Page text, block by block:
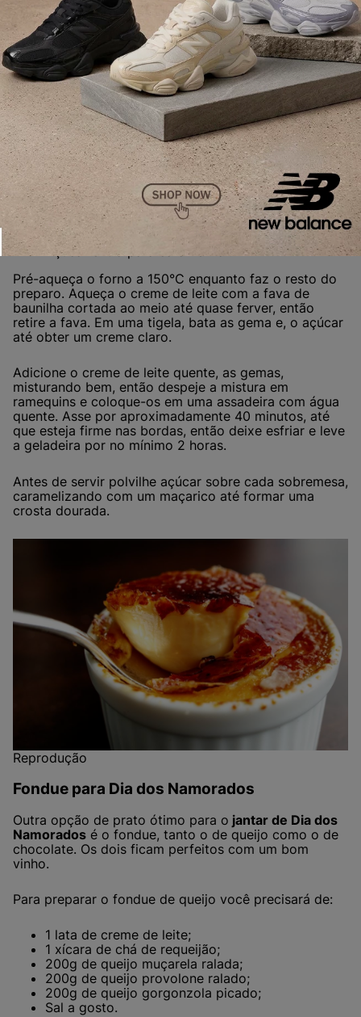
Reprodução
Creme Brûlée
Para fazer o creme brûlée você precisará de:
500ml de creme de leite fresco;
1 fava de baunilha;
5 gemas;
100g de açúcar;
Açúcar extra para caramelizar.
Pré-aqueça o forno a 150°C enquanto faz o resto do
preparo. Aqueça o creme de leite com a fava de
baunilha cortada ao meio até quase ferver, então
retire a fava. Em uma tigela, bata as gema e, o açúcar
até obter um creme claro.
Adicione o creme de leite quente, as gemas,
misturando bem, então despeje a mistura em
ramequins e coloque-os em uma assadeira com água
quente. Asse por aproximadamente 40 minutos, até
que esteja firme nas bordas, então deixe esfriar e leve
a geladeira por no mínimo 2 horas.
Antes de servir polvilhe açúcar sobre cada sobremesa,
caramelizando com um maçarico até formar uma
crosta dourada.
Reprodução
Fondue para Dia dos Namorados
Outra opção de prato ótimo para o jantar de Dia dos
Namorados é o fondue, tanto o de queijo como o de
chocolate. Os dois ficam perfeitos com um bom
vinho.
Para preparar o fondue de queijo você precisará de:
1 lata de creme de leite;
1 xícara de chá de requeijão;
200g de queijo muçarela ralada;
200g de queijo provolone ralado;
200g de queijo gorgonzola picado;
Sal a gosto.